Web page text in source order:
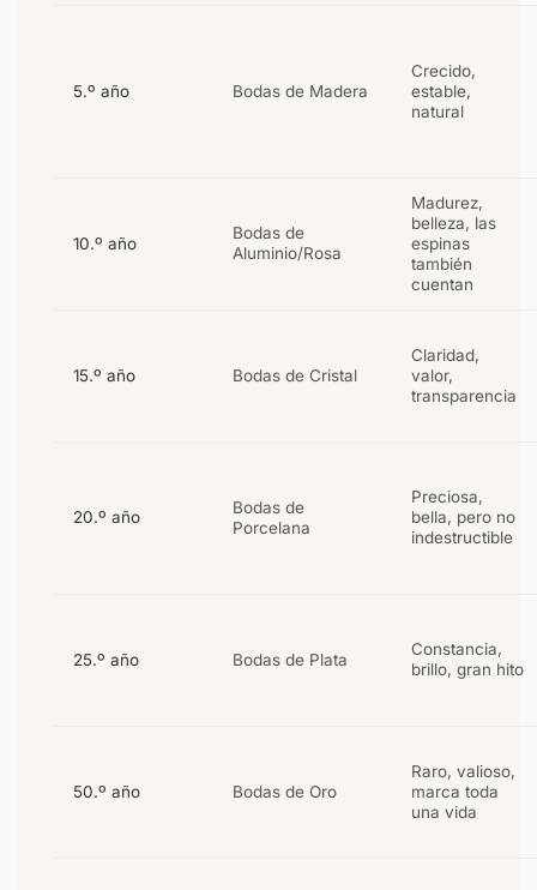
5.º año Bodas de Madera
Crecido,
estable,
natural
10.º año
Bodas de
Aluminio/Rosa
Madurez,
belleza, las
espinas
también
cuentan
15.º año Bodas de Cristal
Claridad,
valor,
transparencia
20.º año
Bodas de
Porcelana
Preciosa,
bella, pero no
indestructible
25.º año Bodas de Plata
Constancia,
brillo, gran hito
50.º año Bodas de Oro
Raro, valioso,
marca toda
una vida